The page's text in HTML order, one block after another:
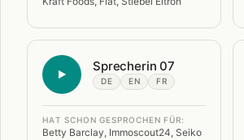
Sprecherin 07
DE EN FR
HAT SCHON GESPROCHEN FÜR:
Betty Barclay, Immoscout24, Seiko